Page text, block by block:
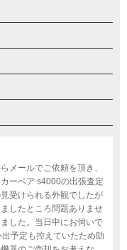
メールでご依頼を頂き、
ーペア s4000の出張査定
受けられる外観でしたが
したところ問題ありませ
した。当日中にお伺いで
予定も控えていたため助